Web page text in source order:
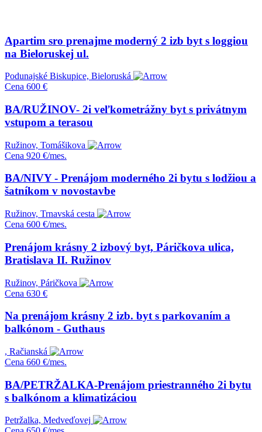
Apartim sro prenajme moderný 2 izb byt s loggiou
na Bieloruskej ul.
Podunajské Biskupice, Bieloruská
Cena 600 €
BA/RUŽINOV- 2i veľkometrážny byt s privátnym
vstupom a terasou
Ružinov, Tomášikova
Cena 920 €/mes.
BA/NIVY - Prenájom moderného 2i bytu s lodžiou a
šatníkom v novostavbe
Ružinov, Trnavská cesta
Cena 600 €/mes.
Prenájom krásny 2 izbový byt, Páričkova ulica,
Bratislava II. Ružinov
Ružinov, Páričkova
Cena 630 €
Na prenájom krásny 2 izb. byt s parkovaním a
balkónom - Guthaus
, Račianská
Cena 660 €/mes.
BA/PETRŽALKA-Prenájom priestranného 2i bytu
s balkónom a klimatizáciou
Petržalka, Medveďovej